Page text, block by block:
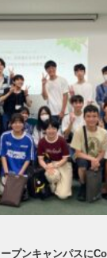
プンキャンパスに